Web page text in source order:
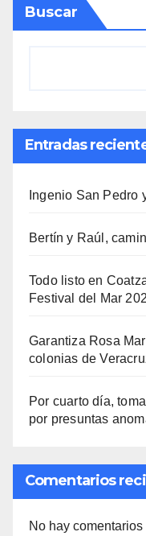
Buscar
Entradas
Ingenio San Pedro
Bertín y Raúl,
Todo listo en
Festival del Mar
Garantiza Rosa
colonias de
Por cuarto día,
por presuntas
Comentarios
No hay comentarios